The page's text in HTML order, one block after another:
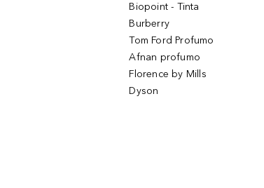
Biopoint - Tinta
Burberry
Tom Ford Profumo
Afnan profumo
Florence by Mills
Dyson